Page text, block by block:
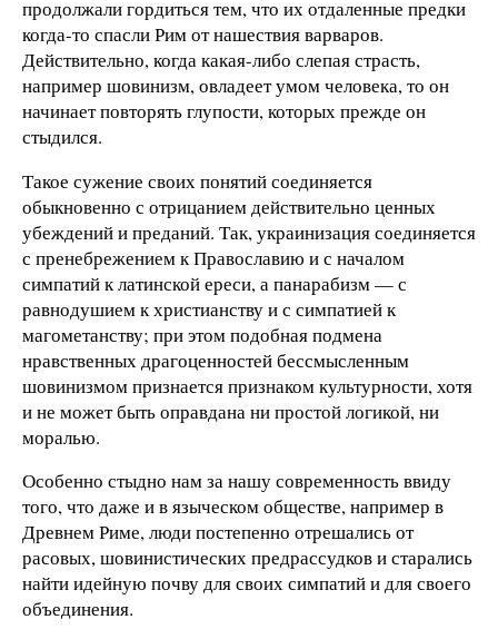
продолжали гордиться тем, что их отдаленные предки
когда-то спасли Рим от нашествия варваров.
Действительно, когда какая-либо слепая страсть,
например шовинизм, овладеет умом человека, то он
начинает повторять глупости, которых прежде он
стыдился.
Такое сужение своих понятий соединяется
обыкновенно с отрицанием действительно ценных
убеждений и преданий. Так, украинизация соединяется
с пренебрежением к Православию и с началом
симпатий к латинской ереси, а панарабизм — с
равнодушием к христианству и с симпатией к
магометанству; при этом подобная подмена
нравственных драгоценностей бессмысленным
шовинизмом признается признаком культурности, хотя
и не может быть оправдана ни простой логикой, ни
моралью.
Особенно стыдно нам за нашу современность ввиду
того, что даже и в языческом обществе, например в
Древнем Риме, люди постепенно отрешались от
расовых, шовинистических предрассудков и старались
найти идейную почву для своих симпатий и для своего
объединения.